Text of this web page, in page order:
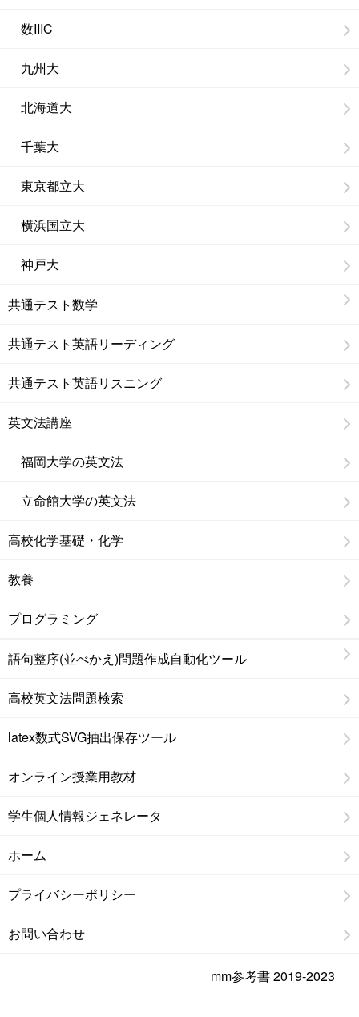
数IIIC
九州大
北海道大
千葉大
東京都立大
横浜国立大
神戸大
共通テスト数学
共通テスト英語リーディング
共通テスト英語リスニング
英文法講座
福岡大学の英文法
立命館大学の英文法
高校化学基礎・化学
教養
プログラミング
語句整序(並べかえ)問題作成自動化ツール
高校英文法問題検索
latex数式SVG抽出保存ツール
オンライン授業用教材
学生個人情報ジェネレータ
ホーム
プライバシーポリシー
お問い合わせ
mm参考書 2019-2023